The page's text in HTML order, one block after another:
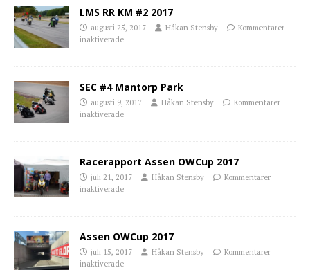
LMS RR KM #2 2017
augusti 25, 2017 Håkan Stensby
Kommentarer
inaktiverade
SEC #4 Mantorp Park
augusti 9, 2017 Håkan Stensby
Kommentarer
inaktiverade
Racerapport Assen OWCup 2017
juli 21, 2017 Håkan Stensby
Kommentarer
inaktiverade
Assen OWCup 2017
juli 15, 2017 Håkan Stensby
Kommentarer
inaktiverade